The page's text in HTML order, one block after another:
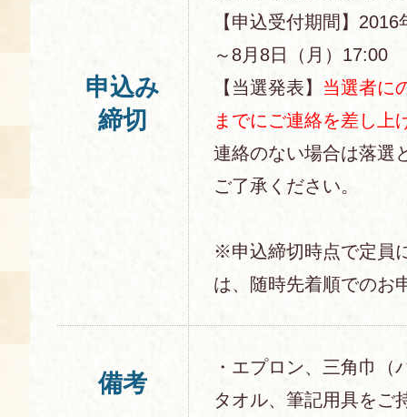
申込み
締切
【申込受付期間】
～8月8日（月）17:00
【当選発表】 当選者に
までにご連絡を差し上
連絡のない場合は落選
ご了承ください。
※申込締切時点で定員
は、随時先着順でのお
備考
・エプロン、三角巾（
タオル、筆記用具をご